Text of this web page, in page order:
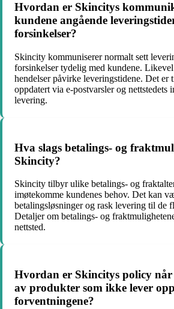
Hvordan er Skincitys
kundene angående
forsinkelser?
Skincity kommuniserer normalt sett
forsinkelser tydelig med kundene.
hendelser påvirke leveringstidene. Det er
oppdatert via e-postvarsler og nettstedets
levering.
Hva slags betalings- og
Skincity?
Skincity tilbyr ulike betalings- og
imøtekomme kundenes behov. Det kan
betalingsløsninger og rask levering til de
Detaljer om betalings- og
nettsted.
Hvordan er Skincitys policy
av produkter som ikke lever
forventningene?